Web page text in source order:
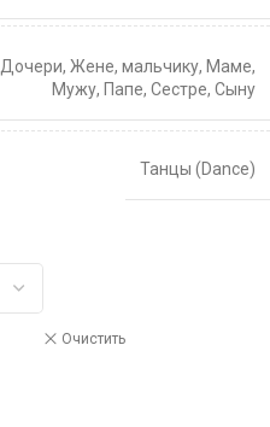
Дочери, Жене, мальчику, Маме,
Мужу, Папе, Сестре, Сыну
Танцы (Dance)
Очистить